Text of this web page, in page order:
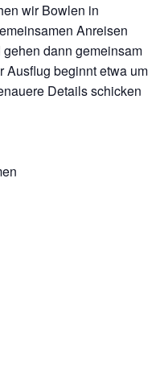
wir Bowlen in
Anreisen
dann gemeinsam
Ausflug beginnt etwa um
Details schicken